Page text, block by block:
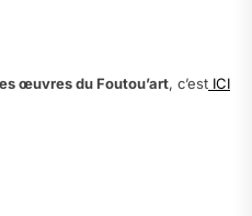
œuvres du Foutou’art, c’est ICI